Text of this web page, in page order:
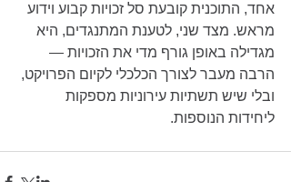
אחד, התוכנית קובעת סל זכויות קבוע וידוע
מראש. מצד שני, לטענת המתנגדים, היא
מגדילה באופן גורף מדי את הזכויות —
הרבה מעבר לצורך הכלכלי לקיום הפרויקט,
ובלי שיש תשתיות עירוניות מספקות
ליחידות הנוספות.